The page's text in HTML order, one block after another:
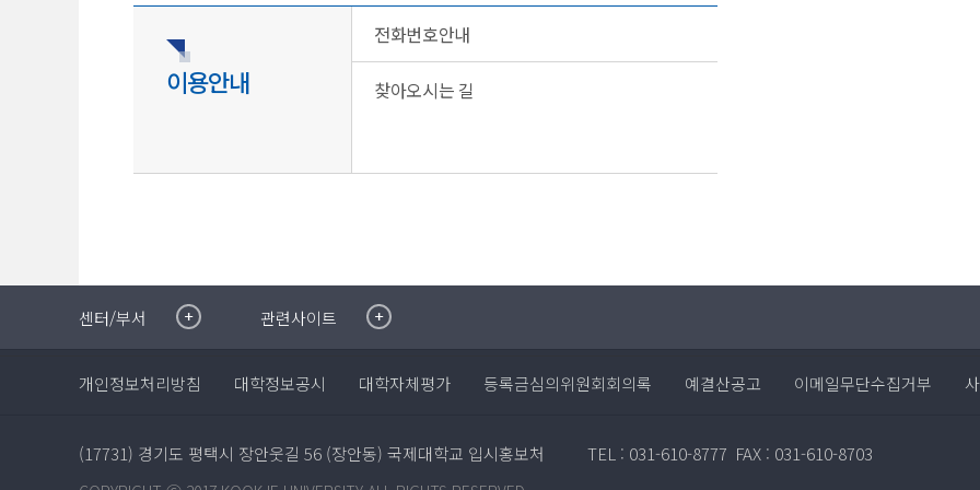
이용안내
전화번호안내
찾아오시는 길
센터/부서취·창업지원센터
학생생활관
평생교육원
교수학습지원센터
관련사이트
이메일무단수집거부
증명발급사이트
개인정보처리방침 대학정보공시 대학자체평가 등록금심의위원회회의록 예결산공고 이메일무단수집거부
(17731) 경기도 평택시 장안웃길 56 (장안동) 국제대학교 입시홍보처 TEL : 031-610-8777 FAX : 031-610-8703